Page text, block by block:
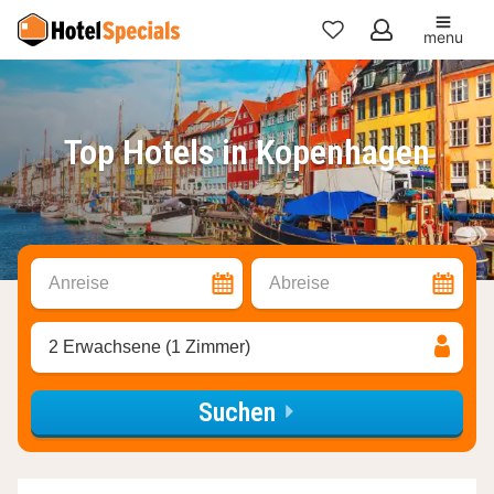
Meine
Favoriten
menu
Top Hotels in Kopenhagen
Anreise Abreise
2 Erwachsene (1 Zimmer)
Suchen